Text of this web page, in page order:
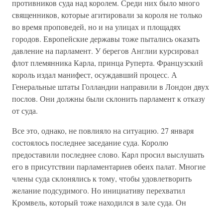
противников суда над королем. Среди них было много
священников, которые агитировали за короля не только
во время проповедей, но и на улицах и площадях
городов. Европейские державы тоже пытались оказать
давление на парламент. У берегов Англии курсировал
флот племянника Карла, принца Руперта. Французский
король издал манифест, осуждавший процесс. А
Генеральные штаты Голландии направили в Лондон двух
послов. Они должны были склонить парламент к отказу
от суда.
Все это, однако, не повлияло на ситуацию. 27 января
состоялось последнее заседание суда. Королю
предоставили последнее слово. Карл просил выслушать
его в присутствии парламентариев обеих палат. Многие
члены суда склонялись к тому, чтобы удовлетворить
желание подсудимого. Но инициативу перехватил
Кромвель, который тоже находился в зале суда. Он